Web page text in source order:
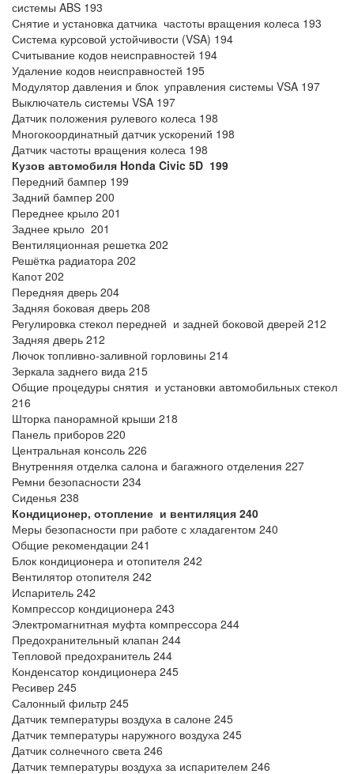
системы ABS 193
Снятие и установка датчика частоты вращения колеса 193
Система курсовой устойчивости (VSA) 194
Считывание кодов неисправностей 194
Удаление кодов неисправностей 195
Модулятор давления и блок управления системы VSA 197
Выключатель системы VSA 197
Датчик положения рулевого колеса 198
Многокоординатный датчик ускорений 198
Датчик частоты вращения колеса 198
Кузов автомобиля Honda Civic 5D 199
Передний бампер 199
Задний бампер 200
Переднее крыло 201
Заднее крыло 201
Вентиляционная решетка 202
Решётка радиатора 202
Капот 202
Передняя дверь 204
Задняя боковая дверь 208
Регулировка стекол передней и задней боковой дверей 212
Задняя дверь 212
Лючок топливно-заливной горловины 214
Зеркала заднего вида 215
Общие процедуры снятия и установки автомобильных стекол
216
Шторка панорамной крыши 218
Панель приборов 220
Центральная консоль 226
Внутренняя отделка салона и багажного отделения 227
Ремни безопасности 234
Сиденья 238
Кондиционер, отопление и вентиляция 240
Меры безопасности при работе с хладагентом 240
Общие рекомендации 241
Блок кондиционера и отопителя 242
Вентилятор отопителя 242
Испаритель 242
Компрессор кондиционера 243
Электромагнитная муфта компрессора 244
Предохранительный клапан 244
Тепловой предохранитель 244
Конденсатор кондиционера 245
Ресивер 245
Салонный фильтр 245
Датчик температуры воздуха в салоне 245
Датчик температуры наружного воздуха 245
Датчик солнечного света 246
Датчик температуры воздуха за испарителем 246